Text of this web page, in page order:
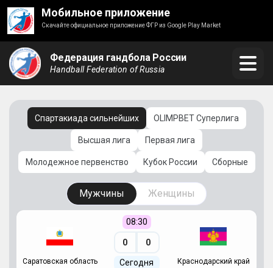
Мобильное приложение
Скачайте официальное приложение ФГР из Google Play Market
Федерация гандбола России
Handball Federation of Russia
Спартакиада сильнейших OLIMPBET Суперлига
Высшая лига Первая лига
Молодежное первенство Кубок России Сборные
Мужчины Женщины
Саратовская область
08:30
0 0
Сегодня Краснодарский край